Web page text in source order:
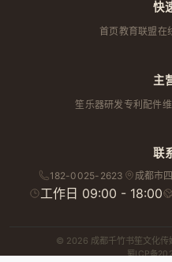
快
首页教育联盟在
主
笙乐器研发专利配件
联
182-0025-2623 成都市
工作日 09:00 - 18:00
© 2026 成都千竹书笙文化
蜀ICP备